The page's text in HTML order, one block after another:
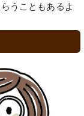
うこともあるよ